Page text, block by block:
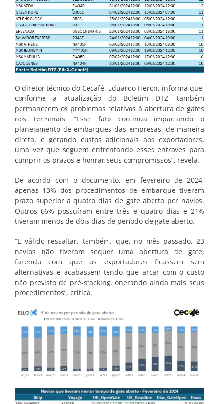
O diretor técnico do Cecafé, Eduardo Heron, informa que,
conforme a atualização do Boletim DTZ, também
permanecem os problemas relativos à abertura de gates
nos terminais. “Esse fato continua impactando o
planejamento de embarques das empresas, de maneira
direta, e gerando custos adicionais aos exportadores,
uma vez que seguem enfrentando esses entraves para
cumprir os prazos e honrar seus compromissos”, revela.
De acordo com o documento, em fevereiro de 2024,
apenas 13% dos procedimentos de embarque tiveram
prazo superior a quatro dias de gate aberto por navios.
Outros 66% possuíram entre três e quatro dias e 21%
tiveram menos de dois dias de período de gate aberto.
“É válido ressaltar, também, que, no mês passado, 23
navios não tiveram sequer uma abertura de gate,
fazendo com que os exportadores ficassem sem
alternativas e acabassem tendo que arcar com o custo
não previsto de pré-stacking, onerando ainda mais seus
procedimentos”, critica.